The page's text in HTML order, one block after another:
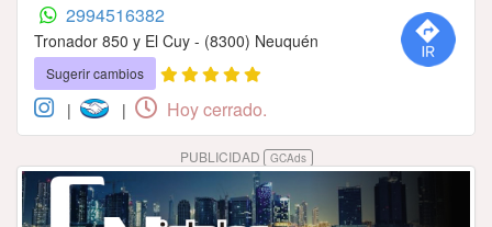
2994516382
Tronador 850 y El Cuy - (8300) Neuquén
Sugerir cambios
| | Hoy cerrado.
PUBLICIDAD GCAds